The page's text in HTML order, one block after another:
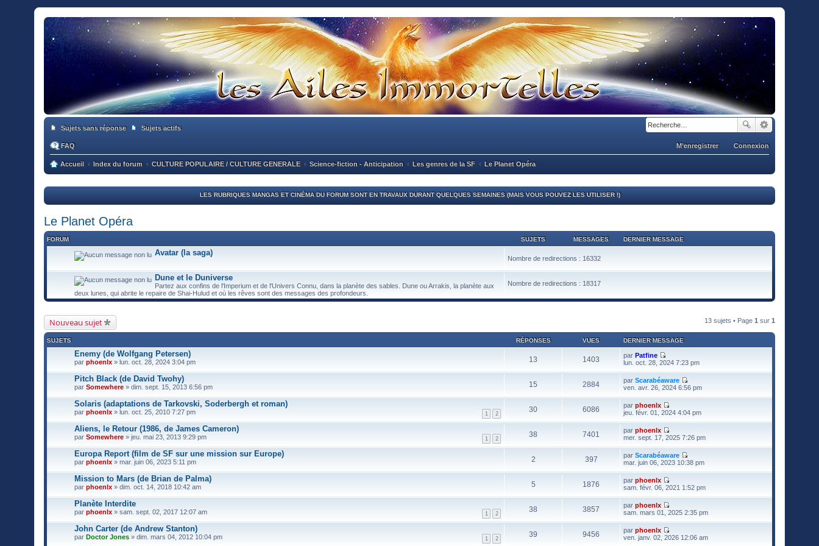
Sujets sans réponse Sujets actifs
FAQ Connexion
M’enregistrer
Accueil Index du forum CULTURE POPULAIRE / CULTURE GENERALE Science-fiction - Anticipation Les genres de la SF Le Planet Opéra
LES RUBRIQUES MANGAS ET CINÉMA DU FORUM SONT EN TRAVAUX DURANT QUELQUES SEMAINES (MAIS VOUS POUVEZ LES UTILISER !)
Le Planet Opéra
FORUM SUJETS MESSAGES DERNIER MESSAGE
Avatar (la saga)
Nombre de redirections : 16332
Dune et le Duniverse
Partez aux confins de l'Imperium et de l'Univers Connu, dans la planète des sables. Dune ou Arrakis, la planète aux
deux lunes, qui abrite le repaire de Shai-Hulud et où les rêves sont des messages des profondeurs.
Nombre de redirections : 18317
Nouveau sujet 13 sujets • Page 1 sur 1
SUJETS RÉPONSES VUES DERNIER MESSAGE
Enemy (de Wolfgang Petersen)
par phoenlx » lun. oct. 28, 2024 3:04 pm 13 1403 par Patfine
V
r
l
e
d
e
n
i
e
r
m
e
s
s
a
e
lun. oct. 28, 2024 7:23 pm
Pitch Black (de David Twohy)
par Somewhere » dim. sept. 15, 2013 6:56 pm 15 2884 par Scarabéaware
V
l
e
e
i
e
r
e
s
a
e
ven. avr. 26, 2024 6:56 pm
Solaris (adaptations de Tarkovski, Soderbergh et roman)
1 2
par phoenlx » lun. oct. 25, 2010 7:27 pm 30 6086 par phoenlx
V
l
e
d
e
i
e
r
e
s
a
jeu. févr. 01, 2024 4:04 pm
Aliens, le Retour (1986, de James Cameron)
1 2
par Somewhere » jeu. mai 23, 2013 9:29 pm 38 7401 par phoenlx
V
r
l
e
e
i
e
r
e
mer. sept. 17, 2025 7:26 pm
Europa Report (film de SF sur une mission sur Europe)
par phoenlx » mar. juin 06, 2023 5:11 pm 2 397 par Scarabéaware
V
l
e
e
e
mar. juin 06, 2023 10:38 pm
Mission to Mars (de Brian de Palma)
par phoenlx » dim. oct. 14, 2018 10:42 am 5 1876 par phoenlx
V
l
e
e
sam. févr. 06, 2021 1:52 pm
Planète Interdite
1 2
par phoenlx » sam. sept. 02, 2017 12:07 am 38 3857 par phoenlx
V
l
sam. mars 01, 2025 2:35 pm
John Carter (de Andrew Stanton)
1 2
par Doctor Jones » dim. mars 04, 2012 10:04 pm 39 9456 par phoenlx
V
ven. janv. 02, 2026 12:06 am